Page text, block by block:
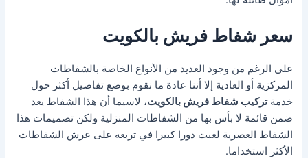
سعر شفاط فريش بالكويت
على الرغم من وجود العديد من الأنواع الخاصة بالشفاطات
المركزية أو العادية إلا أننا عادة ما نقوم بوضع تفاصيل أكثر حول
خدمةتركيب شفاط فريش بالكويت، لاسيما أن هذا الشفاط يعد
ضمن قائمة لا بأس بها من الشفاطات المنزلية ولكن تصميمات هذا
الشفاط العصرية لعبت دورا كبيرا في تربعه على عرش الشفاطات
الأكثر استخداما.